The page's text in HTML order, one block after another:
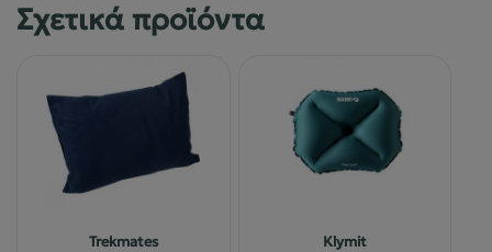
Σχετικά προϊόντα
Trekmates Klymit